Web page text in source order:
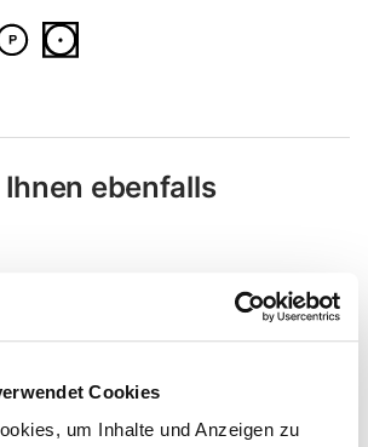
Cookies
um Inhalte und Anzeigen zu
ebenfalls